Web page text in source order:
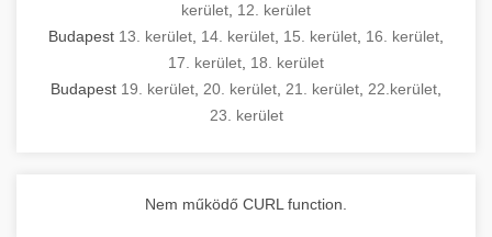
kerület 12. kerület
Budapest 13. kerület 14. kerület 15. kerület 16. kerület
17. kerület 18. kerület
Budapest 19. kerület 20. kerület 21. kerület 22.kerület
23. kerület
Nem működő CURL function.